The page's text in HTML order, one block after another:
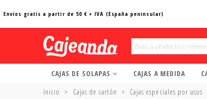
Envíos gratis a partir de 50 € + IVA (España peninsular)
CAJAS DE SOLAPAS CAJAS A MEDIDA
Inicio
> Cajas de cartón > Cajas especiales por usos